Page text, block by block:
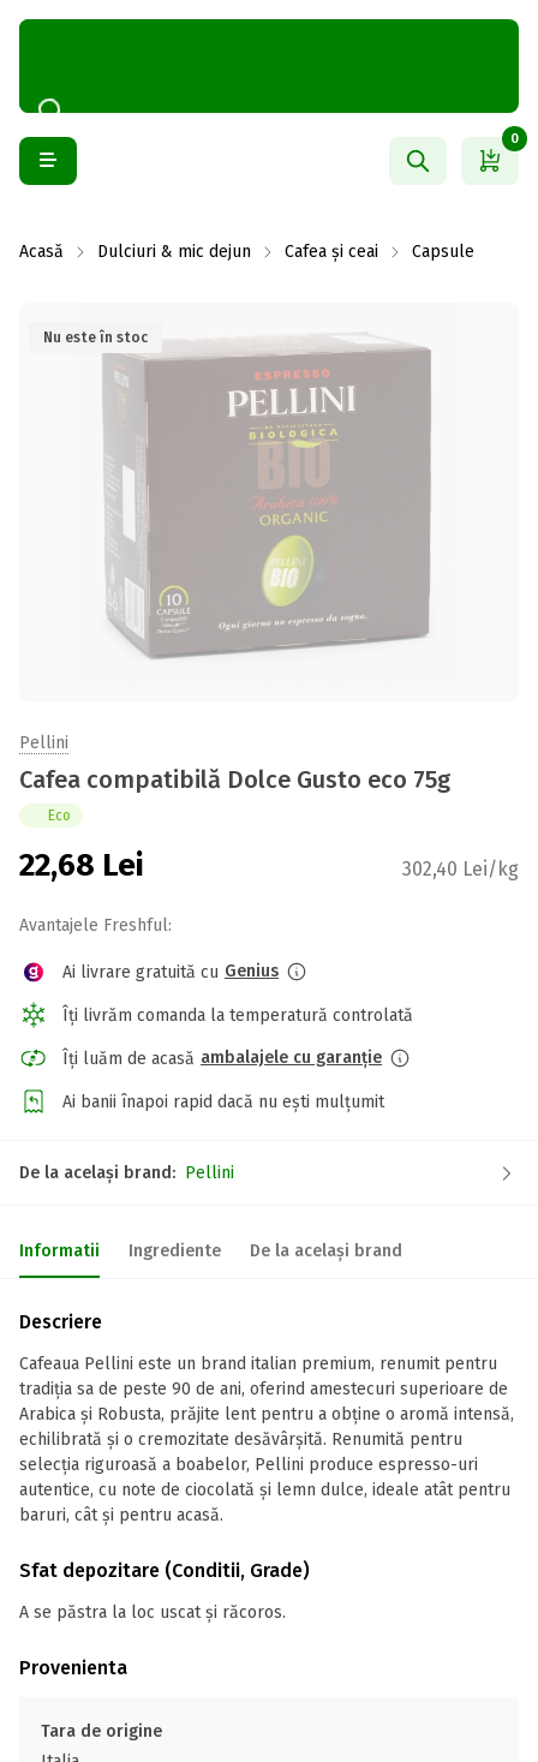
0
Acasă Dulciuri & mic dejun Cafea și ceai Capsule
Nu este în stoc
Pellini
Cafea compatibilă Dolce Gusto eco 75g
Eco
22,68 Lei 302,40 Lei/kg
Avantajele Freshful:
Ai livrare gratuită cu Genius
Îți livrăm comanda la temperatură controlată
Îți luăm de acasă ambalajele cu garanție
Ai banii înapoi rapid dacă nu ești mulțumit
De la același brand: Pellini
Informatii Ingrediente De la același brand
Descriere
Cafeaua Pellini este un brand italian premium, renumit pentru
tradiția sa de peste 90 de ani, oferind amestecuri superioare de
Arabica și Robusta, prăjite lent pentru a obține o aromă intensă,
echilibrată și o cremozitate desăvârșită. Renumită pentru
selecția riguroasă a boabelor, Pellini produce espresso-uri
autentice, cu note de ciocolată și lemn dulce, ideale atât pentru
baruri, cât și pentru acasă.
Sfat depozitare (Conditii, Grade)
A se păstra la loc uscat și răcoros.
Provenienta
Tara de origine